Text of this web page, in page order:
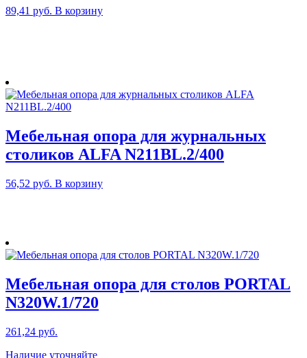
89,41 руб. В корзину
Мебельная опора для журнальных
столиков ALFA N211BL.2/400
56,52 руб. В корзину
Мебельная опора для столов PORTAL
N320W.1/720
261,24 руб.
Наличие уточняйте